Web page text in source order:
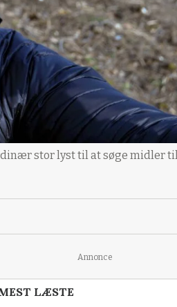
stor lyst til at søge midler til
Annonce
LÆSTE